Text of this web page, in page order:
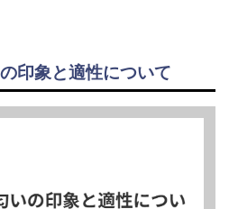
印象と適性について